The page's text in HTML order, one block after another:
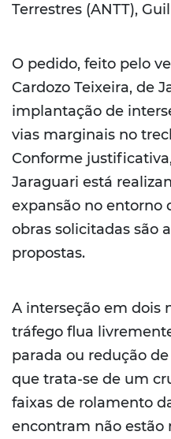
Terrestres (ANTT),
O pedido, feito pelo
Cardozo Teixeira, de
implantação de
vias marginais no
Conforme
Jaraguari está
expansão no entorno
obras solicitadas são
propostas.
A interseção em dois
tráfego flua
parada ou redução
que trata-se de um
faixas de rolamento
encontram não estão